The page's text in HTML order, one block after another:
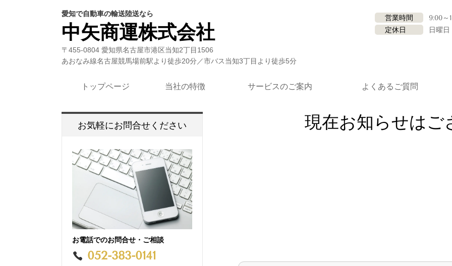
愛知で自動車の輸送陸送なら
中矢商運株式会社
〒455-0804 愛知県名古屋市港区当知2丁目1506
あおなみ線名古屋競馬場前駅より徒歩20分／市バス当知3丁目より徒歩5分
営業時間
9:00～
定休日
日曜日
トップページ 当社の特徴 サービスのご案内 よくあるご質問
現在お知らせはご
お気軽にお問合せください
お電話でのお問合せ・ご相談
052-383-0141